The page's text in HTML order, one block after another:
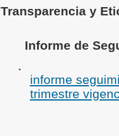
Transparencia y
Informe de
informe
trimestre